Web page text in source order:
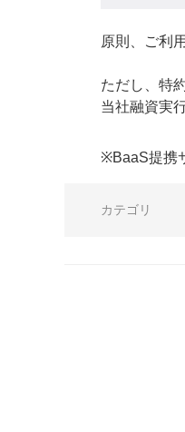
原則、ご利
ただし、特
当社融資実
※BaaS提携
カテゴリ